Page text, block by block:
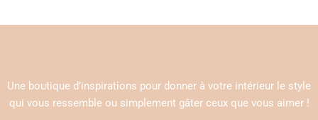
Une boutique d’inspirations pour donner à votre intérieur le style
qui vous ressemble ou simplement gâter ceux que vous aimer !